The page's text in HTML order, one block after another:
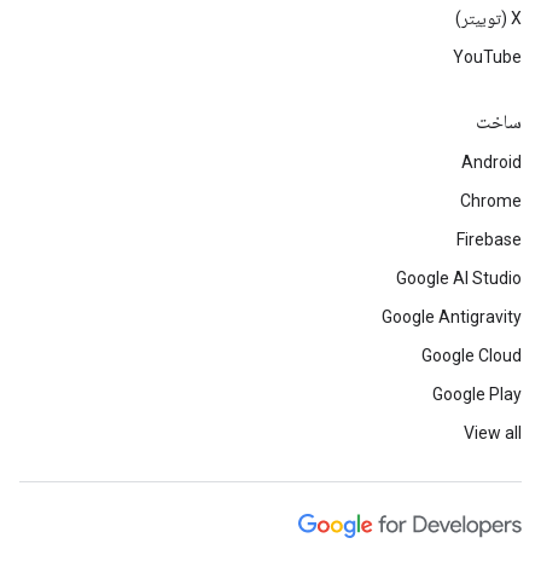
‫X (توییتر)
YouTube
ساخت
Android
Chrome
Firebase
Google AI Studio
Google Antigravity
Google Cloud
Google Play
View all